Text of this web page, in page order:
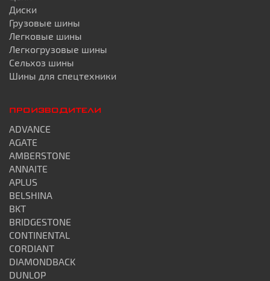
Диски
Грузовые шины
Легковые шины
Легкогрузовые шины
Сельхоз шины
Шины для спецтехники
ПРОИЗВОДИТЕЛИ
ADVANCE
AGATE
AMBERSTONE
ANNAITE
APLUS
BELSHINA
BKT
BRIDGESTONE
CONTINENTAL
CORDIANT
DIAMONDBACK
DUNLOP